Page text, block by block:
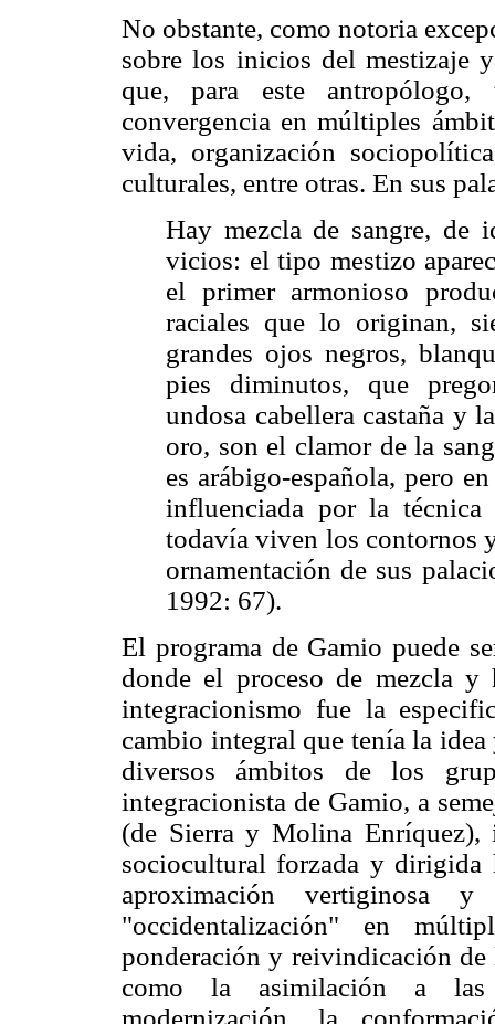
No obstante, como notoria
sobre los inicios del mestizaje
que, para este
convergencia en múltiples
vida, organización
culturales, entre otras. En sus
Hay mezcla de sangre, de
vicios: el tipo mestizo
el primer armonioso
raciales que lo originan,
grandes ojos negros,
pies diminutos, que
undosa cabellera castaña y
oro, son el clamor de la
es arábigo-española, pero
influenciada por la
todavía viven los contornos
ornamentación de sus
1992: 67).
El programa de Gamio puede
donde el proceso de mezcla
integracionismo fue la
cambio integral que tenía la
diversos ámbitos de los
integracionista de Gamio, a
(de Sierra y Molina Enríquez),
sociocultural forzada y
aproximación vertiginosa
"occidentalización" en
ponderación y reivindicación de
como la asimilación a las
modernización, la